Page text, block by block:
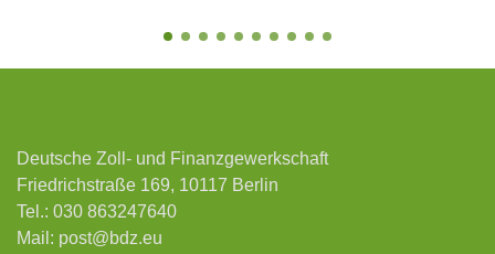
Deutsche Zoll- und Finanzgewerkschaft
Friedrichstraße 169, 10117 Berlin
Tel.: 030 863247640
Mail: post@bdz.eu